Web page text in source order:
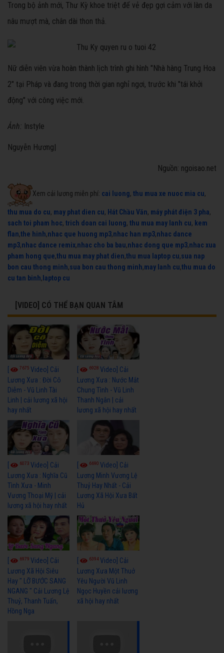
Trong bộ ảnh mới, Thư Kỳ khoe triệt để vẻ đẹp gợi cảm với làn da
nâu mượt mà, chân dài thon thả.
Nữ diễn viên vừa hoàn thành lịch trình ghi hình "Nhà hàng Trung Hoa
2" tại Pháp và đang trong thời gian nghỉ ngơi, trước khi "tái khởi
động" với công việc mới.
Ảnh: Instyle
Nguyễn Hương|
Nguồn: ngoisao.net
Xem cải lương miễn phí: cai luong, thu mua xe nuoc mia cu,
thu mua do cu, may phat dien cu, Hát Chầu Văn, máy phát điện 3 pha,
sach toi pham hoc, trich doan cai luong, thu mua may lanh cu, kem
flan,the hinh,nhac que huong mp3,nhac han mp3,nhac dance
mp3,nhac dance remix,nhac cho ba bau,nhac dong que mp3,nhac xua
pham hong que,thu mua may phat dien,thu mua laptop cu,sua nap
bon cau thong minh,sua bon cau thong minh,may lanh cu,thu mua do
cu tan binh, laptop cu
[VIDEO] CÓ THỂ BẠN QUAN TÂM
7675 Video] Cải
Lương Xưa : Đời Cô
Diễm - Vũ Linh Tài
Linh | cải lương xã hội
hay nhất
6928Video] Cải
Lương Xưa : Nước Mắt
Chung Tình - Vũ Linh
Thanh Ngân | cải
lương xã hội hay nhất
6073 Video] Cải
Lương Xưa : Nghĩa Cũ
Tình Xưa - Minh
Vương Thoại Mỹ | cải
lương xã hội hay nhất
6690Video] Cải
Lương Minh Vương Lệ
Thuỷ Hay Nhất - Cải
Lương Xã Hội Xưa Bất
Hủ
6979 Video] Cải
Lương Xã Hội Siêu
Hay " LỠ BƯỚC SANG
NGANG " Cải Lương Lệ
Thuỷ, Thanh Tuấn,
Hồng Nga
6394Video] Cải
Lương Xưa Một Thuở
Yêu Người Vũ Linh
Ngọc Huyền cải lương
xã hội hay nhất